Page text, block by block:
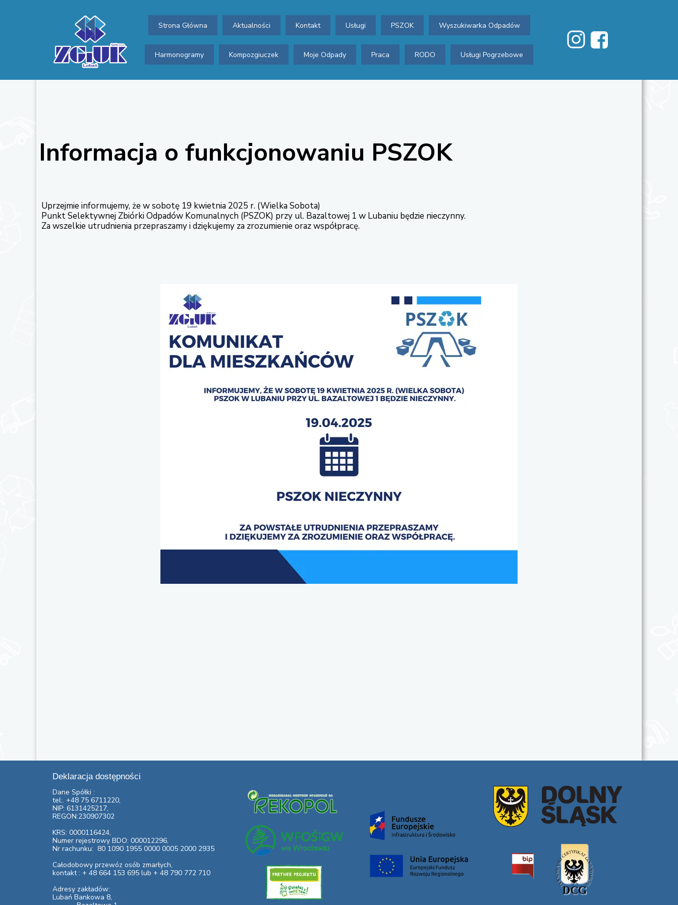
Strona Główna Aktualności Kontakt Usługi PSZOK Wyszukiwarka Odpadów
Harmonogramy Kompozgiuczek Moje Odpady Praca RODO Usługi Pogrzebowe
Deklaracja dostępności
Dane Spółki :
tel:. +48 75 6711220,
NIP: 6131425217,
REGON:230907302
KRS: 0000116424,
Numer rejestrowy BDO: 000012296,
Nr rachunku: 80 1090 1955 0000 0005 2000 2935
Całodobowy przewóz osób zmarłych,
kontakt : + 48 664 153 695 lub + 48 790 772 710
Adresy zakładów:
Lubań Bankowa 8,
Informacja o funkcjonowaniu PSZOK
Uprzejmie informujemy, że w sobotę 19 kwietnia 2025 r. (Wielka Sobota)
Punkt Selektywnej Zbiórki Odpadów Komunalnych (PSZOK) przy ul. Bazaltowej 1 w Lubaniu będzie nieczynny.
Za wszelkie utrudnienia przepraszamy i dziękujemy za zrozumienie oraz współpracę.